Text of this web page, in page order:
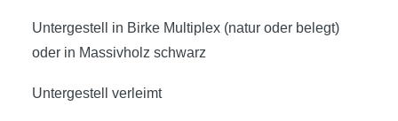
Untergestell in Birke Multiplex (natur oder belegt)
oder in Massivholz schwarz
Untergestell verleimt